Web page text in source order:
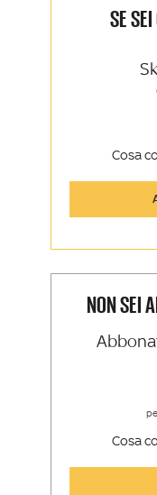
SE
Cosa
Sky
La
NON SEI
Cosa